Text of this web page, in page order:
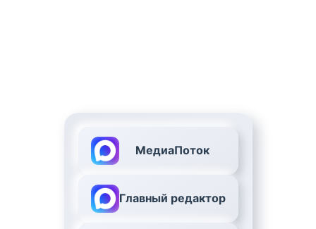
МедиаПоток
Главный редактор